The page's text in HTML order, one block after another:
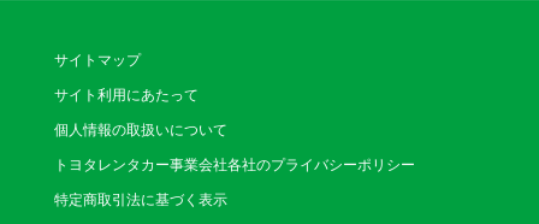
サイトマップ
サイト利用にあたって
個人情報の取扱いについて
トヨタレンタカー事業会社各社のプライバシーポリシー
特定商取引法に基づく表示